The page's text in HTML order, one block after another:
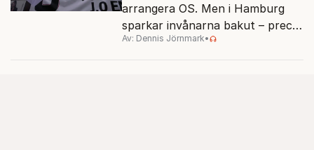
arrangera OS. Men i Hamburg
sparkar invånarna bakut – precis
som de gjort tidigare i Paris,
Av: Dennis Jörnmark•